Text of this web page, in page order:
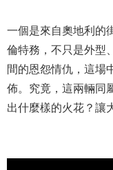
一個是來自奧地利的
倫特務，不只是外型
間的恩怨情仇，這場
佈。究竟，這兩輛同
出什麼樣的火花？讓